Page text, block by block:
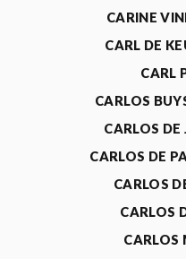
CARINE
CARL DE
CARL
CARLOS
CARLOS DE
CARLOS DE
CARLOS
CARLOS
CARLOS